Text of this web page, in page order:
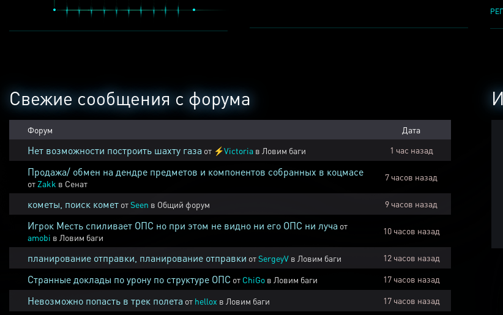
Свежие сообщения с форума
Форум Дата
Нет возможности построить шахту газа от ⚡Victoria в Ловим баги 1 час назад
Продажа/ обмен на дендре предметов и компонентов собранных в коцмасе
от Zakk в Сенат
7 часов назад
кометы, поиск комет отSeen в Общий форум 9 часов назад
Игрок Месть спиливает ОПС но при этом не видно ни его ОПС ни луча от
amobi в Ловим баги
10 часов назад
планирование отправки, планирование отправки отSergeyV в Ловим баги 12 часов назад
Странные доклады по урону по структуре ОПС от ChiGo в Ловим баги 17 часов назад
Невозможно попасть в трек полета от hellox в Ловим баги 17 часов назад